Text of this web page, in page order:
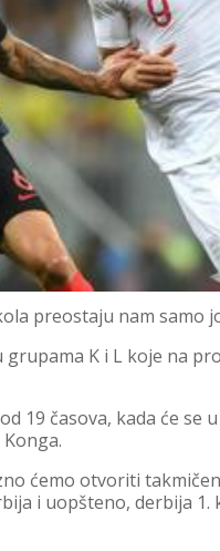
preostaju nam samo
grupama K i L koje na
19 časova, kada će se
ćemo otvoriti
i uopšteno, derbija 1.